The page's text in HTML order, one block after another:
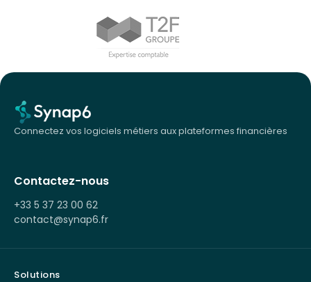
Connectez vos logiciels métiers aux plateformes financières
Contactez-nous
+33 5 37 23 00 62
contact@synap6.fr
Solutions